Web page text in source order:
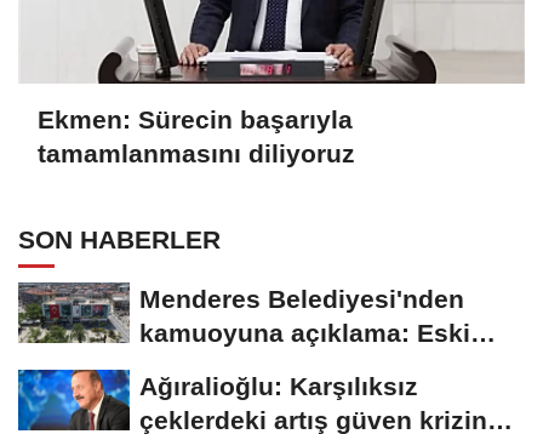
Ekmen: Sürecin başarıyla
tamamlanmasını diliyoruz
SON HABERLER
Menderes Belediyesi'nden
kamuoyuna açıklama: Eski
Ağıralioğlu: Karşılıksız
çeklerdeki artış güven krizine